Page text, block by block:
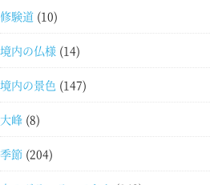
修験道 (10)
境内の仏様 (14)
境内の景色 (147)
大峰 (8)
季節 (204)